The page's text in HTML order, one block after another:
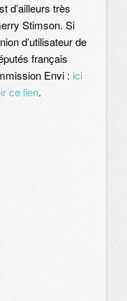
d’ailleurs très
Stimson. Si
d’utilisateur de
français
Envi : ici
ce lien.